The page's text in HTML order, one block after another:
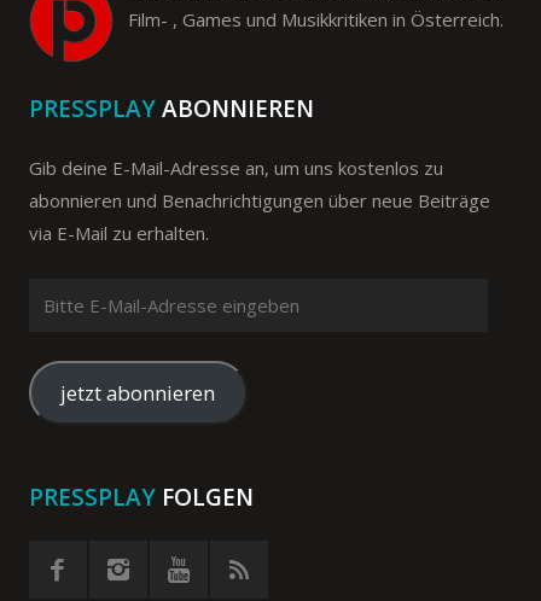
Film- , Games und Musikkritiken in Österreich.
PRESSPLAYABONNIEREN
Gib deine E-Mail-Adresse an, um uns kostenlos zu
abonnieren und Benachrichtigungen über neue Beiträge
via E-Mail zu erhalten.
Mail-
Adresse
eingeben
jetzt abonnieren
PRESSPLAY FOLGEN